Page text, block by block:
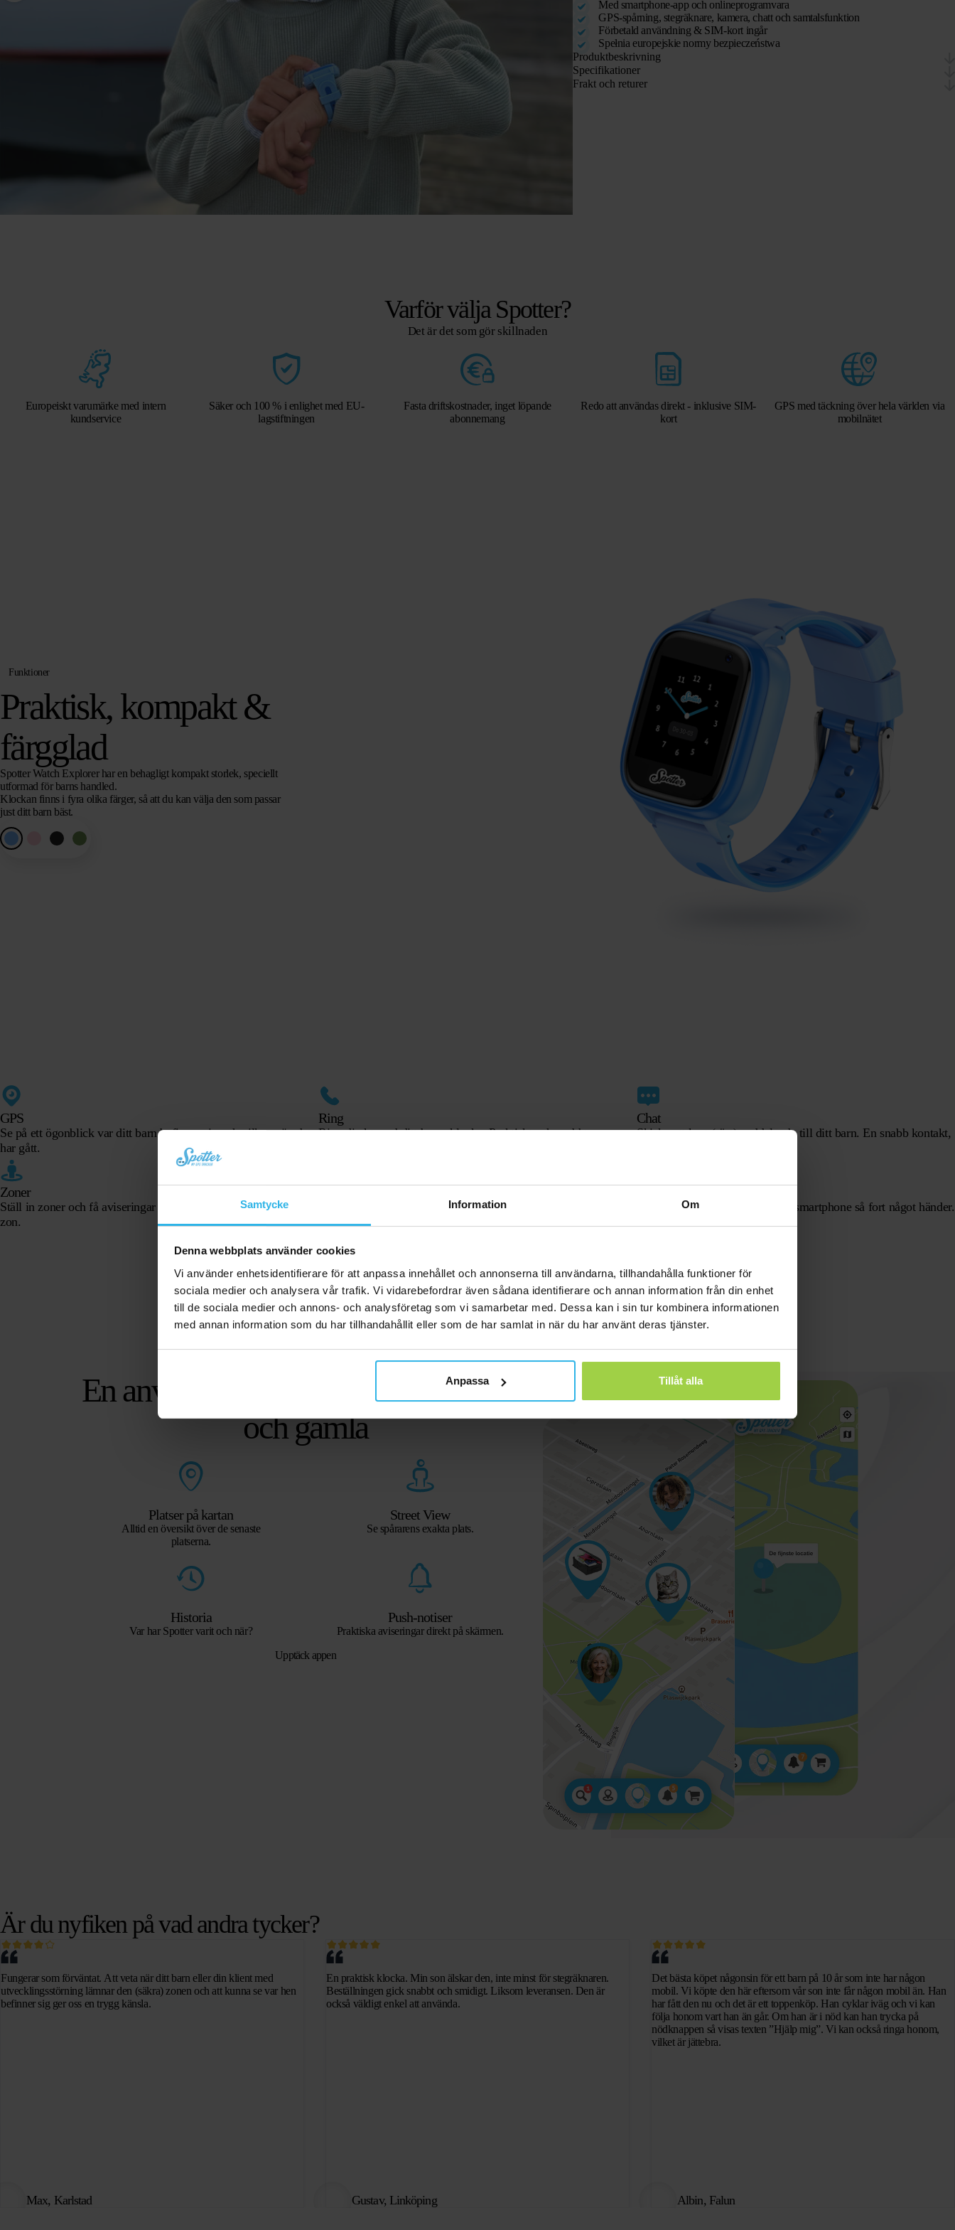
Samtycke Information Om
Denna webbplats använder cookies
Vi använder enhetsidentifierare för att anpassa innehållet och annonserna till användarna, tillhandahålla funktioner för
sociala medier och analysera vår trafik. Vi vidarebefordrar även sådana identifierare och annan information från din enhet
till de sociala medier och annons- och analysföretag som vi samarbetar med. Dessa kan i sin tur kombinera informationen
med annan information som du har tillhandahållit eller som de har samlat in när du har använt deras tjänster.
Anpassa Tillåt alla
Med smartphone-app och onlineprogramvara
GPS-spårning, stegräknare, kamera, chatt och samtalsfunktion
Förbetald användning & SIM-kort ingår
Spełnia europejskie normy bezpieczeństwa
Produktbeskrivning
Specifikationer
Frakt och returer
Varför välja Spotter?
Det är det som gör skillnaden
Europeiskt varumärke med intern
kundservice
Säker och 100 % i enlighet med EU-
lagstiftningen
Fasta driftskostnader, inget löpande
abonnemang
Redo att användas direkt - inklusive SIM-
kort
GPS med täckning över hela världen via
mobilnätet
Funktioner
Praktisk, kompakt &
färgglad
Spotter Watch Explorer har en behagligt kompakt storlek, speciellt
utformad för barns handled.
Klockan finns i fyra olika färger, så att du kan välja den som passar
just ditt barn bäst.
GPS
Se på ett ögonblick var ditt barn befinner sig och vilken väg det
har gått.
Ring
Ring direkt med ditt barns klocka. Praktiskt och snabbt.
Chat
Skicka ett kort (röst)meddelande till ditt barn. En snabb kontakt,
Zoner
Ställ in zoner och få aviseringar när du går in i och lämnar en
zon.
Trycker ditt barn på SOS-knappen? Då får du omedelbart ett
larmmeddelande.
Få ett meddelande direkt på din smartphone så fort något händer.
En användarvänlig app för både unga
och gamla
Platser på kartan
Alltid en översikt över de senaste
platserna.
Street View
Se spårarens exakta plats.
Historia
Var har Spotter varit och när?
Push-notiser
Praktiska aviseringar direkt på skärmen.
Upptäck appen
Är du nyfiken på vad andra tycker?
Fungerar som förväntat. Att veta när ditt barn eller din klient med
utvecklingsstörning lämnar den (säkra) zonen och att kunna se var hen
befinner sig ger oss en trygg känsla.
Max, Karlstad
En praktisk klocka. Min son älskar den, inte minst för stegräknaren.
Beställningen gick snabbt och smidigt. Liksom leveransen. Den är
också väldigt enkel att använda.
Gustav, Linköping
Det bästa köpet någonsin för ett barn på 10 år som inte har någon
mobil. Vi köpte den här eftersom vår son inte får någon mobil än. Han
har fått den nu och det är ett toppenköp. Han cyklar iväg och vi kan
följa honom vart han än går. Om han är i nöd kan han trycka på
nödknappen så visas texten ”Hjälp mig”. Vi kan också ringa honom,
vilket är jättebra.
Albin, Falun